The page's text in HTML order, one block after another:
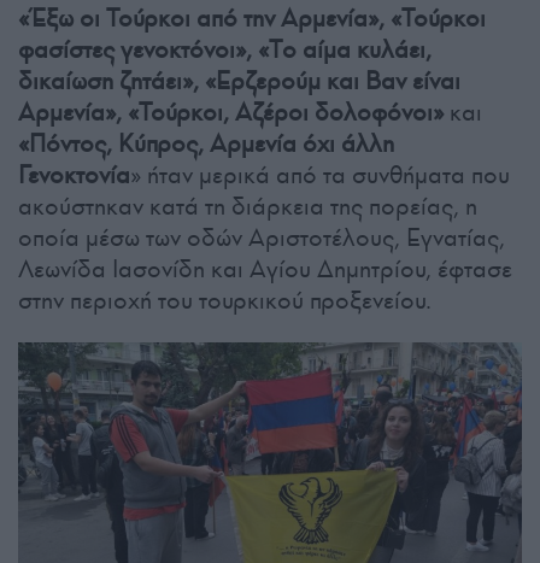
«Έξω οι Τούρκοι από την Αρμενία», «Τούρκοι
φασίστες γενοκτόνοι», «Tο αίμα κυλάει,
δικαίωση ζητάει», «Ερζερούμ και Βαν είναι
Αρμενία», «Τούρκοι, Αζέροι δολοφόνοι» και
«Πόντος, Κύπρος, Αρμενία όχι άλλη
Γενοκτονία» ήταν μερικά από τα συνθήματα που
ακούστηκαν κατά τη διάρκεια της πορείας, η
οποία μέσω των οδών Αριστοτέλους, Εγνατίας,
Λεωνίδα Ιασονίδη και Αγίου Δημητρίου, έφτασε
στην περιοχή του τουρκικού προξενείου.